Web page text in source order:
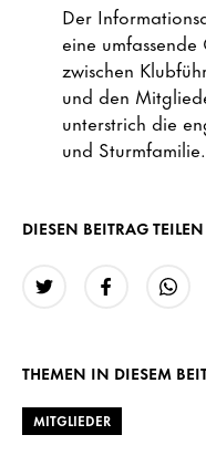
Der
eine
zwischen
und den
unterstrich die
und Sturmfamilie.
DIESEN BEITRAG TEILEN
THEMEN IN DIESEM
MITGLIEDER